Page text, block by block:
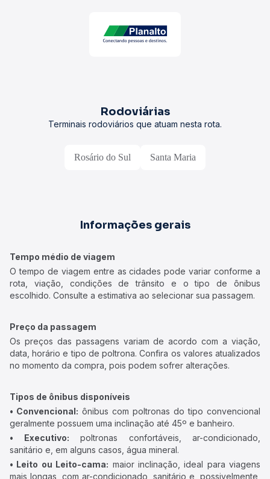
Rodoviárias
Terminais rodoviários que atuam nesta rota.
Rosário do Sul Santa Maria
Informações gerais
Tempo médio de viagem
O tempo de viagem entre as cidades pode variar conforme a
rota, viação, condições de trânsito e o tipo de ônibus
escolhido. Consulte a estimativa ao selecionar sua passagem.
Preço da passagem
Os preços das passagens variam de acordo com a viação,
data, horário e tipo de poltrona. Confira os valores atualizados
no momento da compra, pois podem sofrer alterações.
Tipos de ônibus disponíveis
• Convencional: ônibus com poltronas do tipo convencional
geralmente possuem uma inclinação até 45º e banheiro.
• Executivo: poltronas confortáveis, ar-condicionado,
sanitário e, em alguns casos, água mineral.
• Leito ou Leito-cama: maior inclinação, ideal para viagens
mais longas, com ar-condicionado, sanitário e, possivelmente,